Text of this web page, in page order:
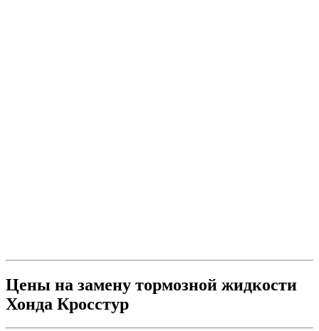
Цены на замену тормозной жидкости
Хонда Кросстур